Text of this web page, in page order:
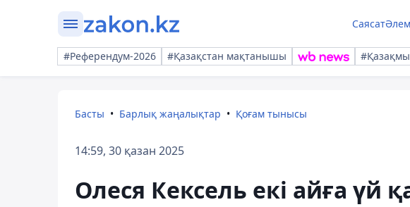
СаясатӘлем
#Референдум-2026 #Қазақстан мақтанышы
Басты Барлық жаңалықтар Қоғам тынысы
14:59, 30 қазан 2025
Олеся Кексель екі айға үй